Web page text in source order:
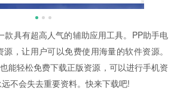
款具有超高人气的辅助应用工具。PP助手电
，让用户可以免费使用海量的软件资源。
能轻松免费下载正版资源，可以进行手机资
不会失去重要资料。快来下载吧!